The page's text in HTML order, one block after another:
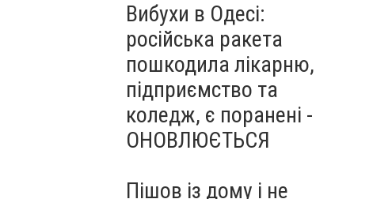
Вибухи в Одесі:
російська ракета
пошкодила лікарню,
підприємство та
коледж, є поранені -
ОНОВЛЮЄТЬСЯ
Пішов із дому і не